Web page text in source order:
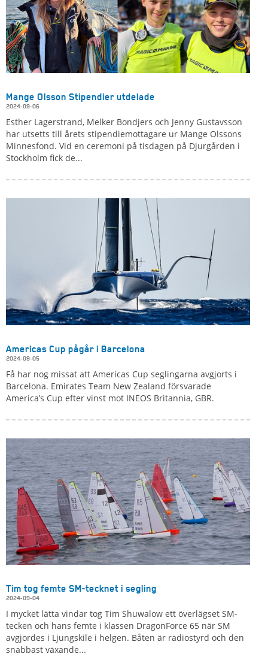
Mange Olsson Stipendier utdelade
2024-09-06
Esther Lagerstrand, Melker Bondjers och Jenny Gustavsson
har utsetts till årets stipendiemottagare ur Mange Olssons
Minnesfond. Vid en ceremoni på tisdagen på Djurgården i
Stockholm fick de...
Americas Cup pågår i Barcelona
2024-09-05
Få har nog missat att Americas Cup seglingarna avgjorts i
Barcelona. Emirates Team New Zealand försvarade
America’s Cup efter vinst mot INEOS Britannia, GBR.
Tim tog femte SM-tecknet i segling
2024-09-04
I mycket lätta vindar tog Tim Shuwalow ett överlägset SM-
tecken och hans femte i klassen DragonForce 65 när SM
avgjordes i Ljungskile i helgen. Båten är radiostyrd och den
snabbast växande...